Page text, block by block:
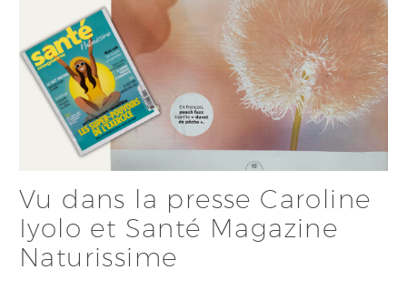
Vu dans la presse Caroline
Iyolo et Santé Magazine
Naturissime